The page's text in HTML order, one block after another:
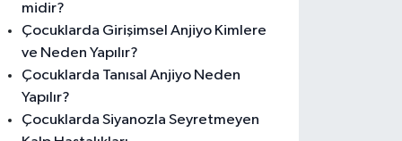
midir?
Çocuklarda Girişimsel Anjiyo Kimlere
ve Neden Yapılır?
Çocuklarda Tanısal Anjiyo Neden
Yapılır?
Çocuklarda Siyanozla Seyretmeyen